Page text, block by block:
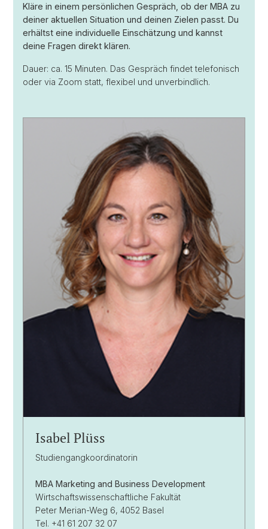
Kläre in einem persönlichen Gespräch, ob der MBA zu
deiner aktuellen Situation und deinen Zielen passt. Du
erhältst eine individuelle Einschätzung und kannst
deine Fragen direkt klären.
Dauer: ca. 15 Minuten. Das Gespräch findet telefonisch
oder via Zoom statt, flexibel und unverbindlich.
Isabel Plüss
Studiengangkoordinatorin
MBA Marketing and Business Development
Wirtschaftswissenschaftliche Fakultät
Peter Merian-Weg 6, 4052 Basel
Tel. +41 61 207 32 07